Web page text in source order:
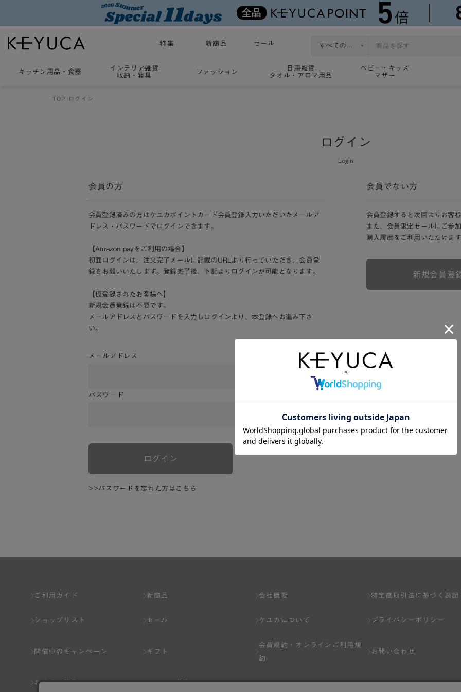
特集 新商品 セール
キッチン用品 ・ 食器
インテリア雑貨
収納・寝具
ファッション
日用雑貨
タオル・アロマ用品
ベビー・キッズ
マザー
TOP ログイン
ログイン
Login
会員の方
会員登録済みの方はケユカポイントカード会員登録入力いただいたメールア
ドレス・パスワードでログインできます。
【Amazon payをご利用の場合】
初回ログインは、注文完了メールに記載のURLより行っていただき、会員登
録をお願いいたします。登録完了後、下記よりログインが可能となります。
【仮登録されたお客様へ】
新規会員登録は不要です。
メールアドレスとパスワードを入力しログインより、本登録へお進み下さ
い。
メールアドレス
パスワード
ログイン
>>パスワードを忘れた方はこちら
会員でない方
会員登録すると次回よりお客
また、会員限定セールにご参
購入履歴をご利用いただけま
新規会員登
ご利用ガイド
ショップリスト
開催中のキャンペーン
おすすめ特集
新商品
セール
ギフト
スタッフ募集
会社概要
ケユカについて
会員規約・
オンラインご利用規
約
Q&A
特定商取引法に基づく表記
プライバシーポリシー
お問い合わせ